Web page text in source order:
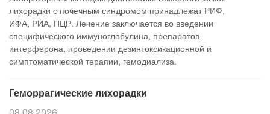
лихорадки с почечным синдромом принадлежат РИФ,
ИФА, РИА, ПЦР. Лечение заключается во введении
специфического иммуноглобулина, препаратов
интерферона, проведении дезинтоксикационной и
симптоматической терапии, гемодиализа.
Геморрагические лихорадки